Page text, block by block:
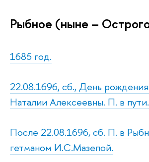
Рыбное (ныне –
1685 год.
22.08.1696, сб., День
Наталии Алексеевны. П. в пути.
После 22.08.1696, сб. П. в
гетманом И.С.Мазепой.